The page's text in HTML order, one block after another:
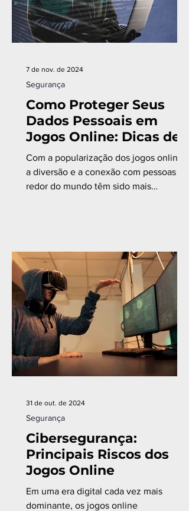
Como Proteger Seus
Dados Pessoais em
Jogos Online: Dicas de
Cibersegurança para
Gamers
Com a popularização dos jogos online,
a diversão e a conexão com pessoas ao
redor do mundo têm sido mais
Segurança
7 de nov. de 2024
Cibersegurança:
Principais Riscos dos
Jogos Online
Em uma era digital cada vez mais
dominante, os jogos online
Segurança
31 de out. de 2024